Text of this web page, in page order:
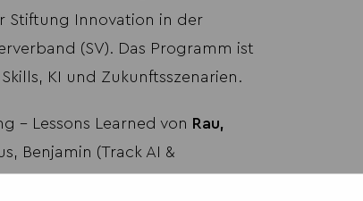
Stiftung Innovation in der
(SV). Das Programm ist
KI und Zukunftsszenarien.
- Lessons Learned von Rau,
Benjamin (Track AI &